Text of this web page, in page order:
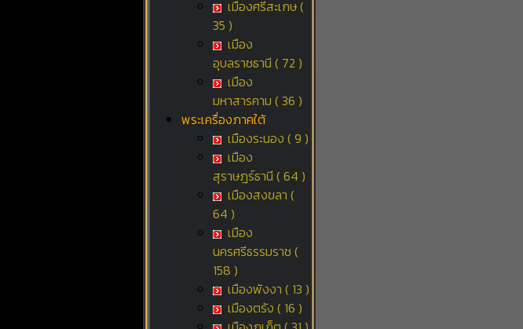
เมืองศรีสะเกษ (
35 )
เมือง
อุบลราชธานี ( 72 )
เมือง
มหาสารคาม ( 36 )
พระเครื่องภาคใต้
เมืองระนอง ( 9 )
เมือง
สุราษฎร์ธานี ( 64 )
เมืองสงขลา (
64 )
เมือง
นครศรีธรรมราช (
158 )
เมืองพังงา ( 13 )
เมืองตรัง ( 16 )